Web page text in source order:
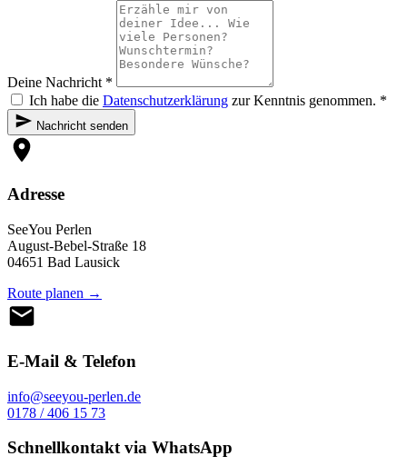
Deine Nachricht *
Ich habe die Datenschutzerklärung zur Kenntnis genommen. *
Nachricht senden
Adresse
SeeYou Perlen
August-Bebel-Straße 18
04651 Bad Lausick
Route planen →
E-Mail & Telefon
info@seeyou-perlen.de
0178 / 406 15 73
Schnellkontakt via WhatsApp